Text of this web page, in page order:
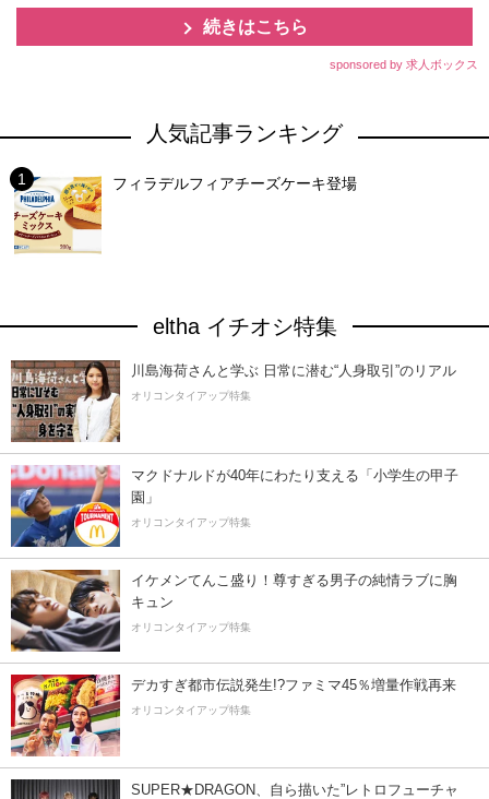
続きはこちら
sponsored by 求人ボックス
人気記事ランキング
フィラデルフィアチーズケーキ登場
eltha イチオシ特集
川島海荷さんと学ぶ 日常に潜む“人身取引”のリアル
オリコンタイアップ特集
マクドナルドが40年にわたり支える「小学生の甲子
園」
オリコンタイアップ特集
イケメンてんこ盛り！尊すぎる男子の純情ラブに胸
キュン
オリコンタイアップ特集
デカすぎ都市伝説発生!?ファミマ45％増量作戦再来
オリコンタイアップ特集
SUPER★DRAGON、自ら描いた”レトロフューチャ